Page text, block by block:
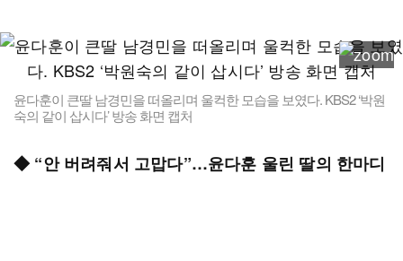
윤다훈이 큰딸 남경민을 떠올리며 울컥한 모습을 보였다. KBS2 ‘박원
숙의 같이 삽시다’ 방송 화면 캡처
◆ “안 버려줘서 고맙다”…윤다훈 울린 딸의 한마디